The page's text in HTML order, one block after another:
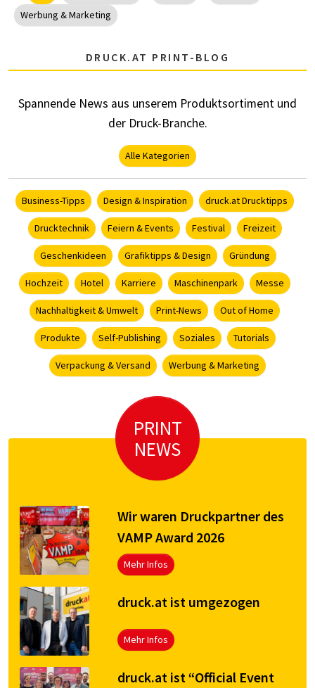
Werbung & Marketing
DRUCK.AT PRINT-BLOG
Spannende News aus unserem Produktsortiment und
der Druck-Branche.
Alle Kategorien
Business-Tipps Design & Inspiration druck.at Drucktipps
Drucktechnik Feiern & Events Festival Freizeit
Geschenkideen Grafiktipps & Design Gründung
Hochzeit Hotel Karriere Maschinenpark Messe
Nachhaltigkeit & Umwelt Print-News Out of Home
Produkte Self-Publishing Soziales Tutorials
Verpackung & Versand Werbung & Marketing
PRINT
NEWS
Wir waren Druckpartner des
VAMP Award 2026
Mehr Infos
druck.at ist umgezogen
Mehr Infos
druck.at ist “Official Event